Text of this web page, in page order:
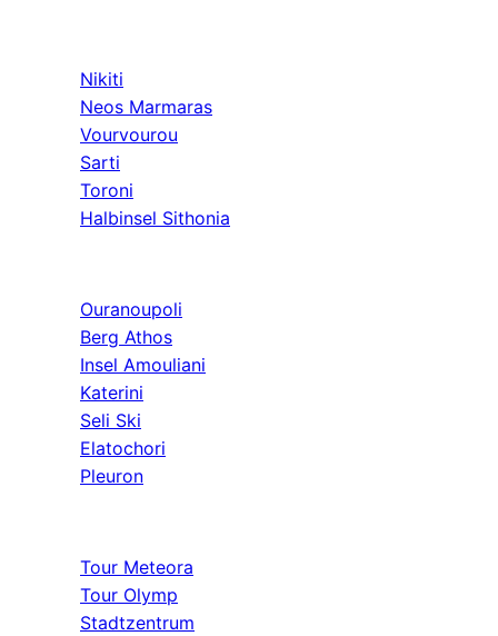
Nikiti
Neos Marmaras
Vourvourou
Sarti
Toroni
Halbinsel Sithonia
Ouranoupoli
Berg Athos
Insel Amouliani
Katerini
Seli Ski
Elatochori
Pleuron
Tour Meteora
Tour Olymp
Stadtzentrum